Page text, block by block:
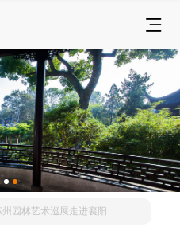
园林艺术巡展走进襄阳